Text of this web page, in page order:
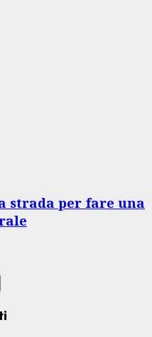
strada per fare una